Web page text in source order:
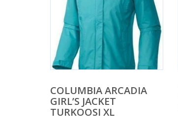
COLUMBIA ARCADIA
GIRL’S JACKET
TURKOOSI XL